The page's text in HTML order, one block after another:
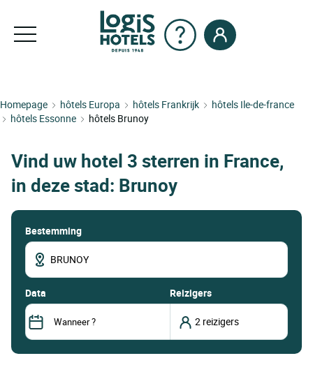
Homepage hôtels Europa hôtels Frankrijk
hôtels Ile-de-france
hôtels Essonne
hôtels Brunoy
Vind uw hotel 3 sterren in France,
in deze stad: Brunoy
Bestemming
data Reizigers